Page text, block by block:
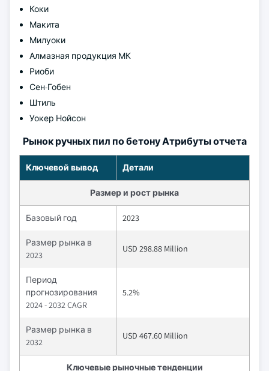
Коки
Макита
Милуоки
Алмазная продукция МК
Риоби
Сен-Гобен
Штиль
Уокер Нойсон
Рынок ручных пил по бетону Атрибуты отчета
Ключевой вывод Детали
Размер и рост рынка
Базовый год 2023
Размер рынка в
2023
USD 298.88 Million
Период
прогнозирования
2024 - 2032 CAGR
5.2%
Размер рынка в
2032
USD 467.60 Million
Ключевые рыночные тенденции